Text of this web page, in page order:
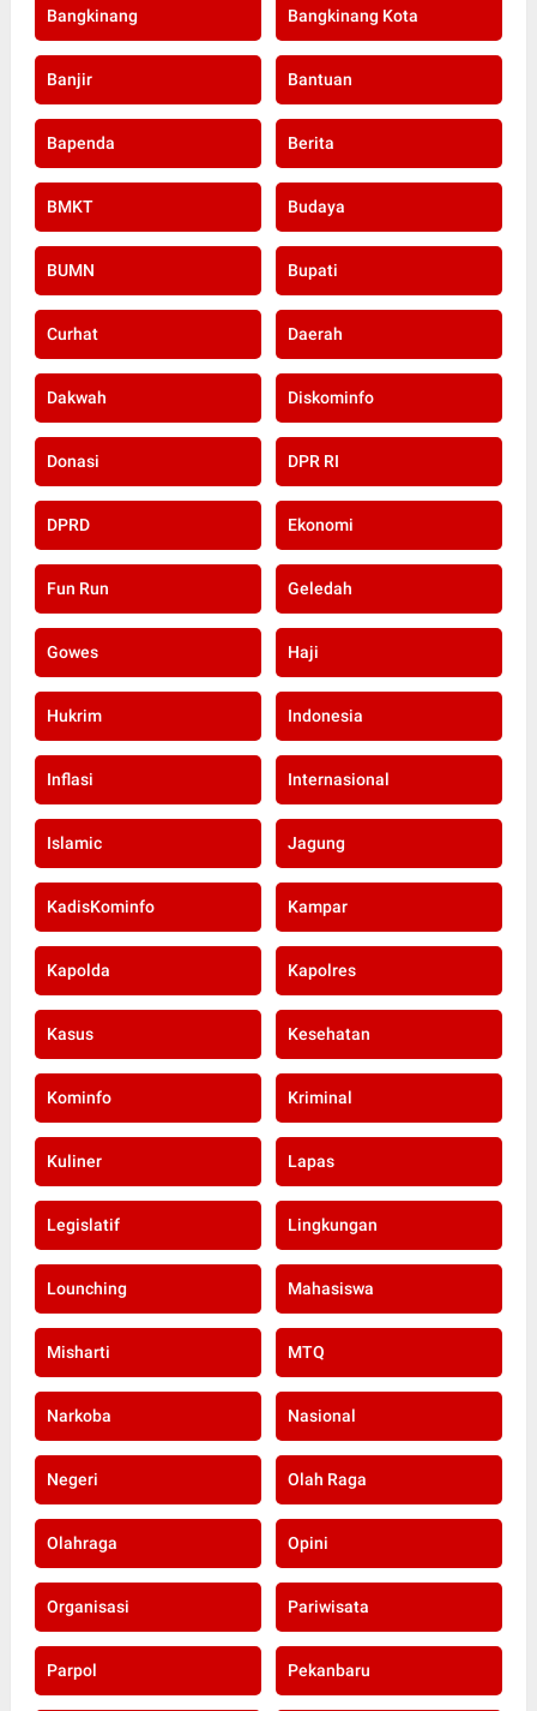
Bangkinang Bangkinang Kota
Banjir Bantuan
Bapenda Berita
BMKT Budaya
BUMN Bupati
Curhat Daerah
Dakwah Diskominfo
Donasi DPR RI
DPRD Ekonomi
Fun Run Geledah
Gowes Haji
Hukrim Indonesia
Inflasi Internasional
Islamic Jagung
KadisKominfo Kampar
Kapolda Kapolres
Kasus Kesehatan
Kominfo Kriminal
Kuliner Lapas
Legislatif Lingkungan
Lounching Mahasiswa
Misharti MTQ
Narkoba Nasional
Negeri Olah Raga
Olahraga Opini
Organisasi Pariwisata
Parpol Pekanbaru